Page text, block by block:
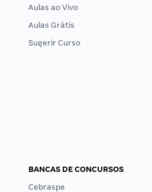
Aulas ao Vivo
Aulas Grátis
Sugerir Curso
BANCAS DE CONCURSOS
Cebraspe